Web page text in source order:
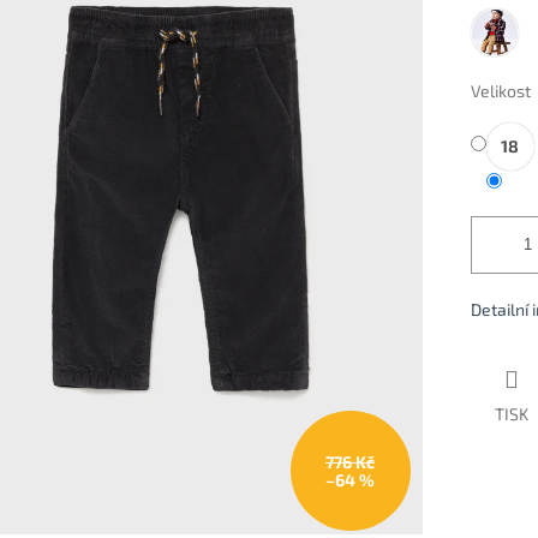
776 Kč
–64 %
Camel
Velikost
18
Detailní
TISK